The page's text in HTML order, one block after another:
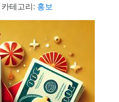
카테고리: 홍보